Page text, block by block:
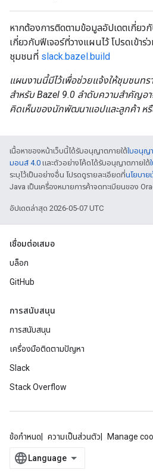
หากต้องการติดตามข้อมูลอัปเดตเกี่ย
เกี่ยวกับฟีเจอร์ที่วางแผนไว้ โปรดเข้าร่
ชุมชนที่ slack.bazel.build
แผนงานนี้มีไว้เพื่อช่วยแจ้งให้ชุมชนท
สำหรับ Bazel 9.0 ลำดับความสำคัญอ
คิดเห็นของนักพัฒนาแอปและลูกค้า หรื
เนื้อหาของหน้าเว็บนี้ได้รับอนุญาตภายใต้ใบอนุญ
มอนส์ 4.0 และตัวอย่างโค้ดได้รับอนุญาตภายใต้
ระบุไว้เป็นอย่างอื่น โปรดดูรายละเอียดที่นโยบาย
Java เป็นเครื่องหมายการค้าจดทะเบียนของ
อัปเดตล่าสุด 2026-05-07 UTC
เชื่อมต่อเสมอ
บล็อก
GitHub
การสนับสนุน
การสนับสนุน
เครื่องมือติดตามปัญหา
Slack
Stack Overflow
ข้อกำหนด ความเป็นส่วนตัว Manage